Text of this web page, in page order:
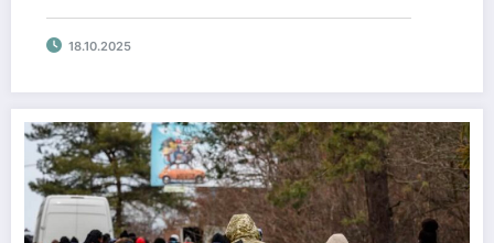
очікує поступок від Києва
18.10.2025